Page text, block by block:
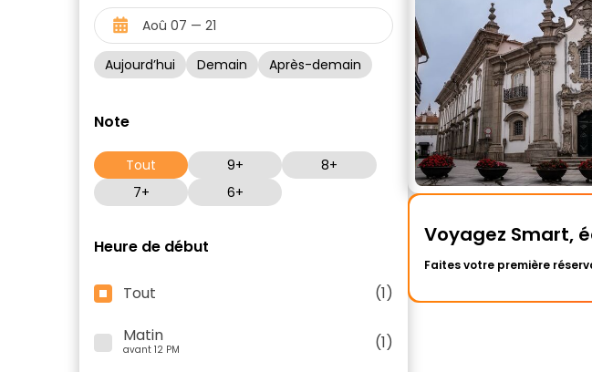
Aujourd’hui Demain Après-demain
Note
Tout 9+
8+
7+
6+
Heure de début
Tout
(1)
Matin
avant 12 PM
(1)
Voyagez Smart,
Faites votre première